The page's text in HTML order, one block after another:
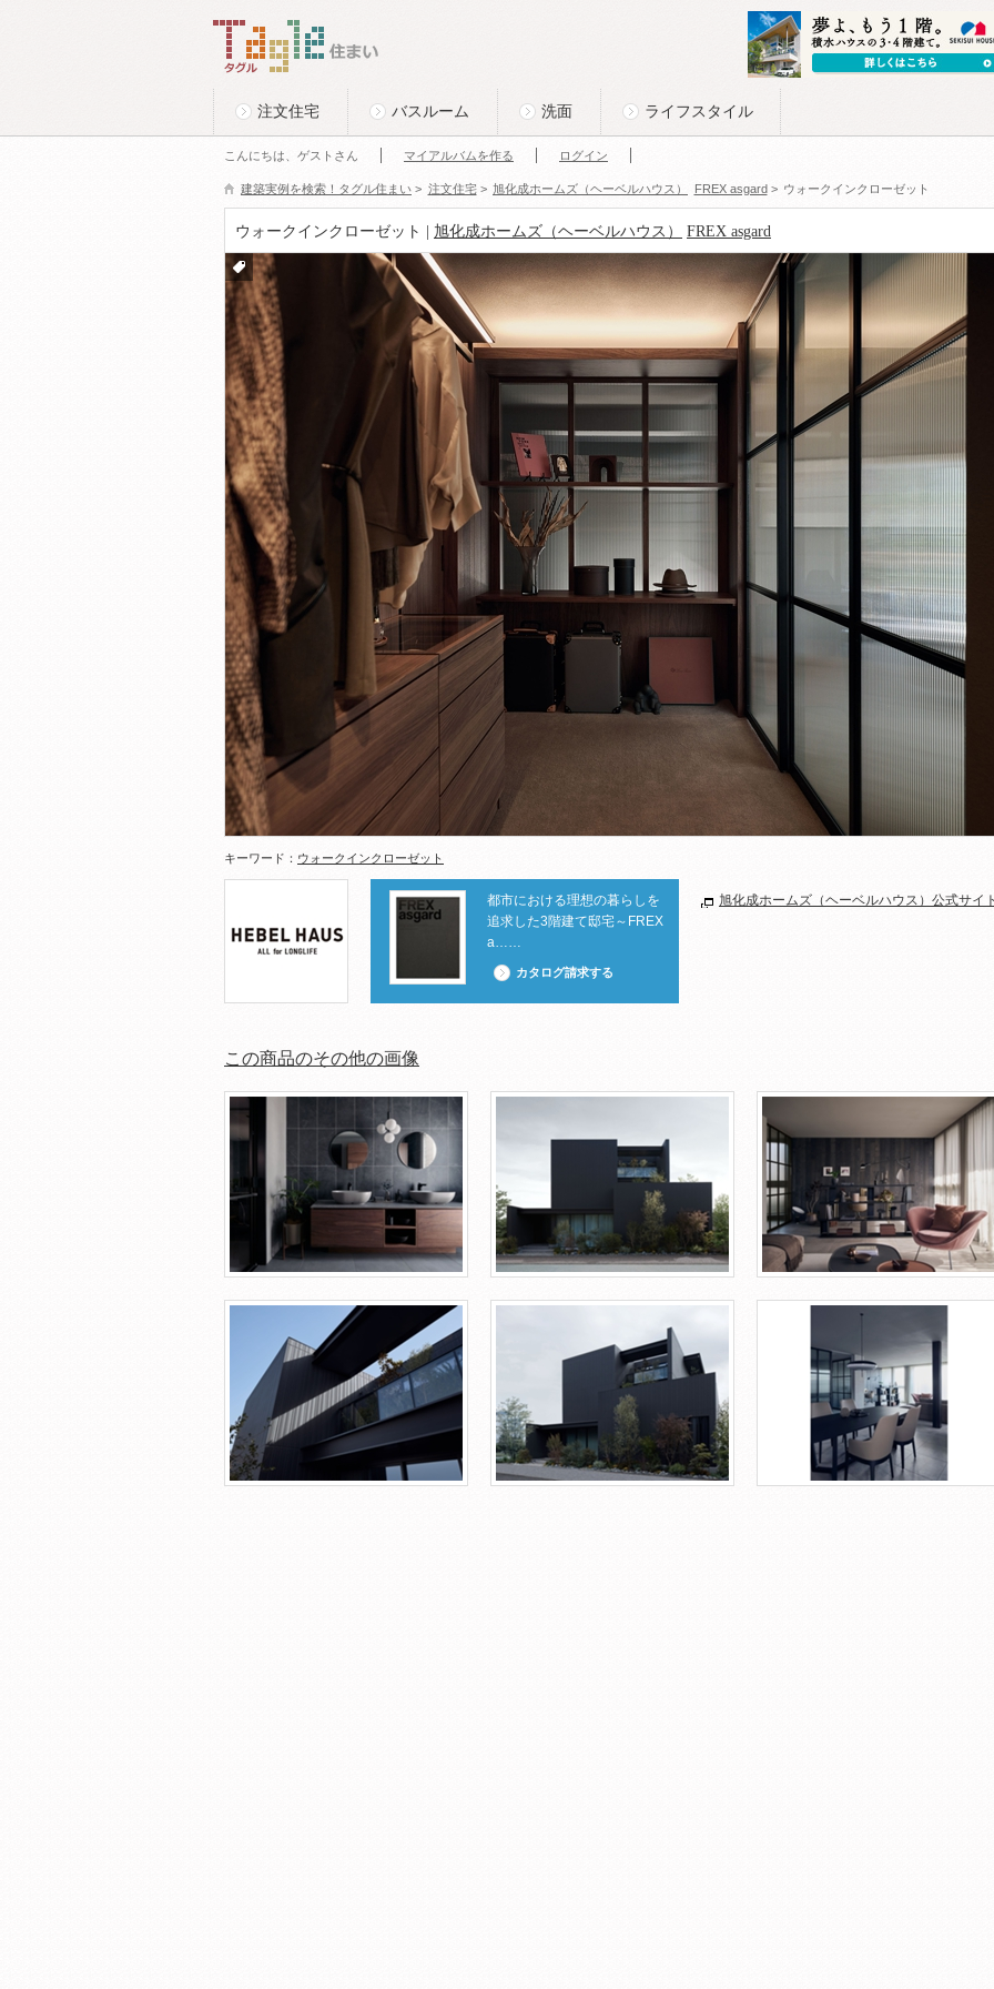
Tagle タグル 住まい
注文住宅 バスルーム 洗面 ライフスタイル
こんにちは、ゲストさん マイアルバムを作る ログイン
建築実例を検索！タグル住まい > 注文住宅> 旭化成ホームズ（ヘーベルハウス） FREX asgard> ウォークインクローゼット
ウォークインクローゼット | 旭化成ホームズ（ヘーベルハウス） FREX asgard
付箋
をつ
ける
キーワード： ウォークインクローゼット
都市における理想の暮らしを
追求した3階建て邸宅～FREX
a……
カタログ請求する
旭化成ホームズ（ヘーベルハウス）公式サイ
この商品のその他の画像